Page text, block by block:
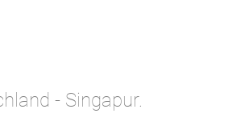
- Singapur.